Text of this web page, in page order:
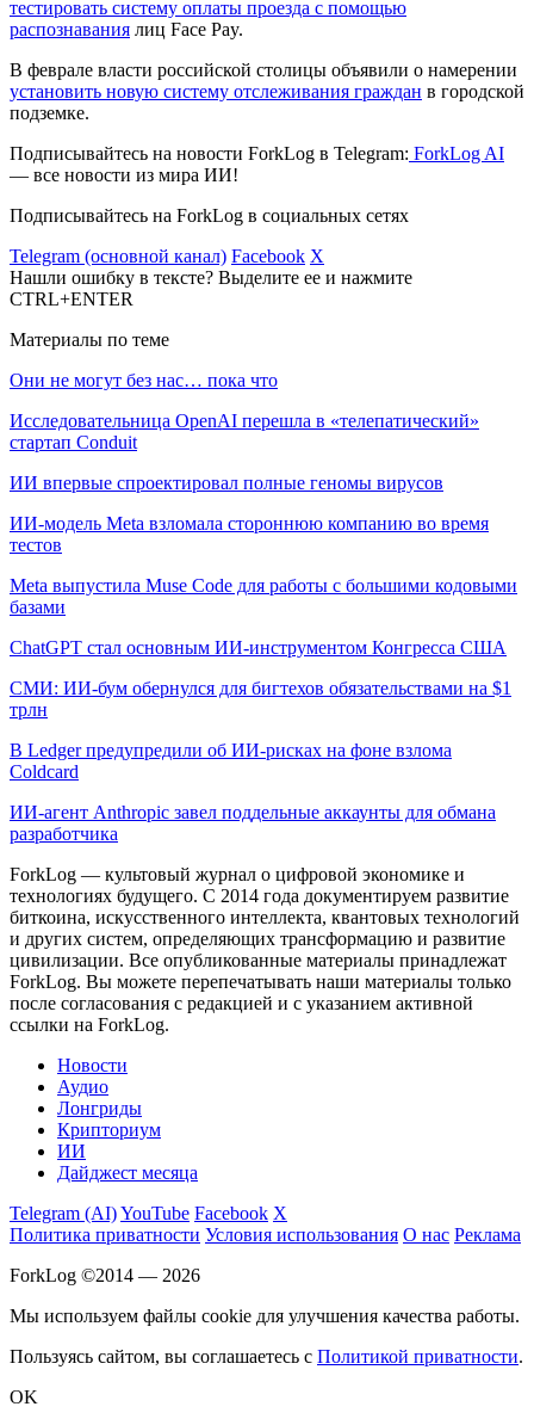
тестировать систему оплаты проезда с помощью
распознавания лиц Face Pay.
В феврале власти российской столицы объявили о намерении
установить новую систему отслеживания граждан в городской
подземке.
Подписывайтесь на новости ForkLog в Telegram: ForkLog AI
— все новости из мира ИИ!
Подписывайтесь на ForkLog в социальных сетях
Telegram (основной канал) Facebook X
Нашли ошибку в тексте? Выделите ее и нажмите
CTRL+ENTER
Материалы по теме
Они не могут без нас… пока что
Исследовательница OpenAI перешла в «телепатический»
стартап Conduit
ИИ впервые спроектировал полные геномы вирусов
ИИ-модель Meta взломала стороннюю компанию во время
тестов
Meta выпустила Muse Code для работы с большими кодовыми
базами
ChatGPT стал основным ИИ-инструментом Конгресса США
СМИ: ИИ-бум обернулся для бигтехов обязательствами на $1
трлн
В Ledger предупредили об ИИ-рисках на фоне взлома
Coldcard
ИИ-агент Anthropic завел поддельные аккаунты для обмана
разработчика
ForkLog — культовый журнал о цифровой экономике и
технологиях будущего. С 2014 года документируем развитие
биткоина, искусственного интеллекта, квантовых технологий
и других систем, определяющих трансформацию и развитие
цивилизации. Все опубликованные материалы принадлежат
ForkLog. Вы можете перепечатывать наши материалы только
после согласования с редакцией и с указанием активной
ссылки на ForkLog.
Новости
Аудио
Лонгриды
Крипториум
ИИ
Дайджест месяца
Telegram (AI)YouTube Facebook X
Политика приватности Условия использования О нас Реклама
ForkLog ©2014 — 2026
Мы используем файлы cookie для улучшения качества работы.
Пользуясь сайтом, вы соглашаетесь с Политикой приватности.
OK